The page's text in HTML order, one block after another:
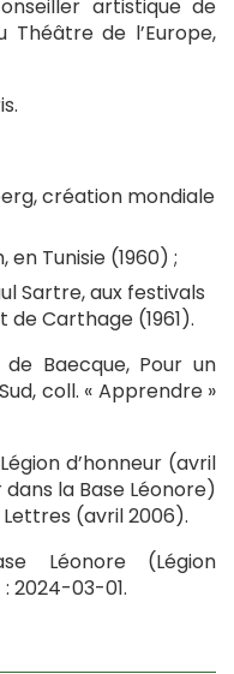
artistique de
Théâtre de l’Europe,
création mondiale
en Tunisie (1960) ;
Sartre, aux festivals
de Carthage (1961).
Baecque, Pour un
coll. « Apprendre »
d’honneur (avril
la Base Léonore)
(avril 2006).
Léonore (Légion
: 2024-03-01.